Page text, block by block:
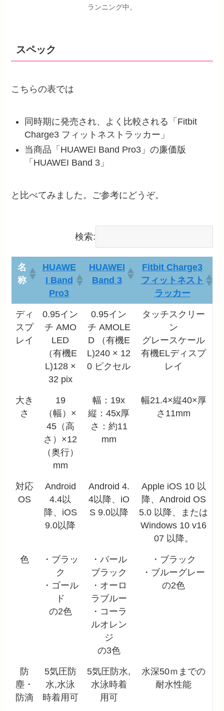
ランニング中。
スペック
こちらの表では
同時期に発売され、よく比較される「Fitbit
Charge3 フィットネストラッカー」
当商品「HUAWEI Band Pro3」の廉価版
「HUAWEI Band 3」
と比べてみました。ご参考にどうぞ。
検索:
名
称
HUAWE
I Band
Pro3
HUAWEI
Band 3
Fitbit Charge3
フィットネスト
ラッカー
ディ
スプ
レイ
0.95イン
チ AMO
LED
（有機E
L)128 ×
32 pix
0.95イン
チ AMOLE
D （有機E
L)240 × 12
0 ピクセル
タッチスクリー
ン
グレースケール
有機ELディスプ
レイ
大き
さ
19
（幅）×
45（高
さ）×12
（奥行）
mm
幅：19x
縦：45x厚
さ：約11
mm
幅21.4×縦40×厚
さ11mm
対応
OS
Android
4.4以
降、iOS
9.0以降
Android 4.
4以降、iO
S 9.0以降
Apple iOS 10 以
降、Android OS
5.0 以降、または
Windows 10 v16
07 以降。
色
・ブラッ
ク
・ゴール
ド
の2色
・パール
ブラック
・オーロ
ラブルー
・コーラ
ルオレン
ジ
の3色
・ブラック
・ブルーグレー
の2色
防
塵・
防滴
5気圧防
水,水泳
時着用可
5気圧防水,
水泳時着
用可
水深50ｍまでの
耐水性能